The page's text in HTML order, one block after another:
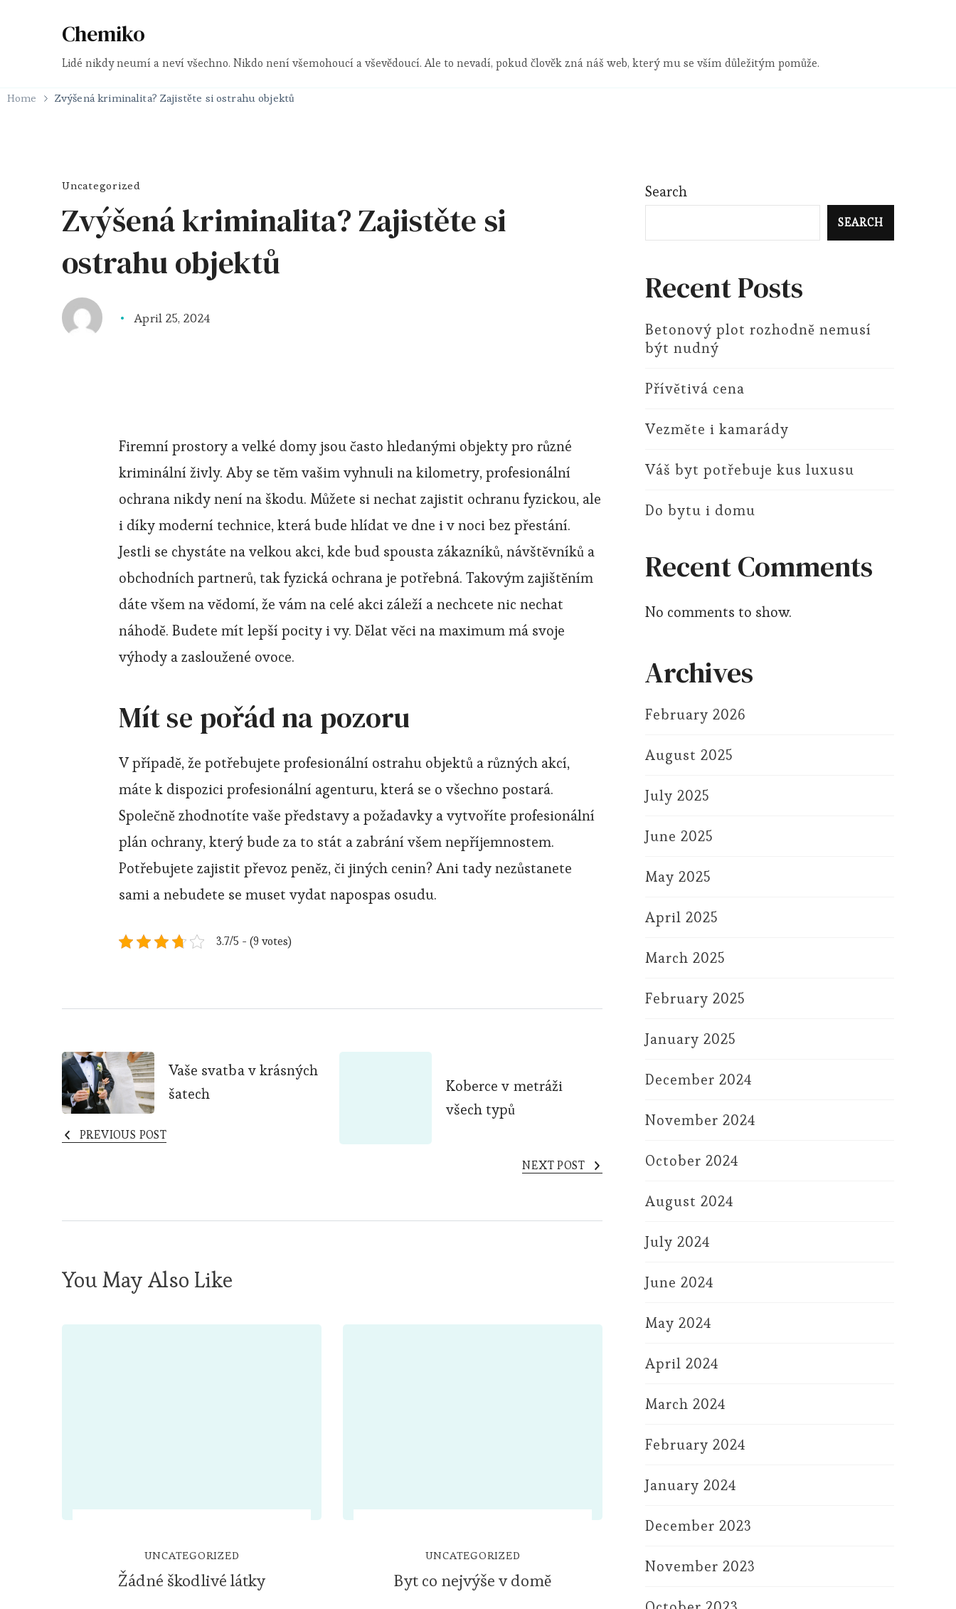
Chemiko
Lidé nikdy neumí a neví všechno. Nikdo není všemohoucí a vševědoucí. Ale to nevadí, pokud člověk zná náš web, který mu se vším důležitým pomůže.
Home Zvýšená kriminalita? Zajistěte si ostrahu objektů
Uncategorized
Zvýšená kriminalita? Zajistěte si
ostrahu objektů
April 25, 2024
Firemní prostory a velké domy jsou často hledanými objekty pro různé
kriminální živly. Aby se těm vašim vyhnuli na kilometry, profesionální
ochrana nikdy není na škodu. Můžete si nechat zajistit ochranu fyzickou, ale
i díky moderní technice, která bude hlídat ve dne i v noci bez přestání.
Jestli se chystáte na velkou akci, kde bud spousta zákazníků, návštěvníků a
obchodních partnerů, tak fyzická ochrana je potřebná. Takovým zajištěním
dáte všem na vědomí, že vám na celé akci záleží a nechcete nic nechat
náhodě. Budete mít lepší pocity i vy. Dělat věci na maximum má svoje
výhody a zasloužené ovoce.
Mít se pořád na pozoru
V případě, že potřebujete profesionální ostrahu objektů a různých akcí,
máte k dispozici profesionální agenturu, která se o všechno postará.
Společně zhodnotíte vaše představy a požadavky a vytvoříte profesionální
plán ochrany, který bude za to stát a zabrání všem nepříjemnostem.
Potřebujete zajistit převoz peněz, či jiných cenin? Ani tady nezůstanete
sami a nebudete se muset vydat napospas osudu.
3.7/5 - (9 votes)
Post
Navigation
Vaše svatba v krásných
šatech
PREVIOUS POST
Koberce v metráži
všech typů
NEXT POST
You May Also Like
UNCATEGORIZED
Žádné škodlivé látky
UNCATEGORIZED
Byt co nejvýše v domě
Search
SEARCH
Recent Posts
Betonový plot rozhodně nemusí
být nudný
Přívětivá cena
Vezměte i kamarády
Váš byt potřebuje kus luxusu
Do bytu i domu
Recent Comments
No comments to show.
Archives
February 2026
August 2025
July 2025
June 2025
May 2025
April 2025
March 2025
February 2025
January 2025
December 2024
November 2024
October 2024
August 2024
July 2024
June 2024
May 2024
April 2024
March 2024
February 2024
January 2024
December 2023
November 2023